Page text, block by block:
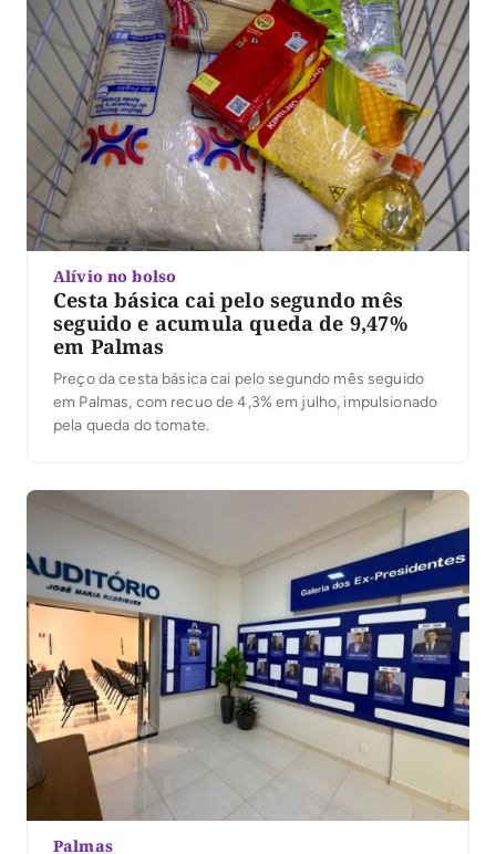
Alívio no bolso
Cesta básica cai pelo segundo mês
seguido e acumula queda de 9,47%
em Palmas
Preço da cesta básica cai pelo segundo mês seguido
em Palmas, com recuo de 4,3% em julho, impulsionado
pela queda do tomate.
Palmas